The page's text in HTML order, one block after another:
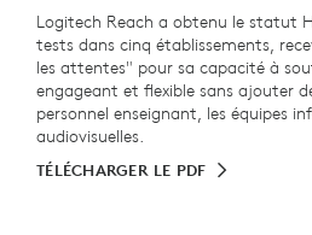
Logitech Reach a obtenu le statut
tests dans cinq établissements,
les attentes" pour sa capacité à
engageant et flexible sans ajouter
personnel enseignant, les équipes
audiovisuelles.
TÉLÉCHARGER LE PDF